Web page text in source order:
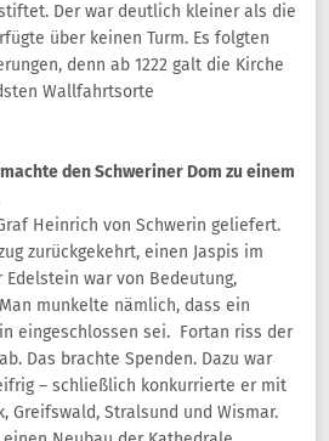
Der war deutlich kleiner als die
über keinen Turm. Es folgten
denn ab 1222 galt die Kirche
Wallfahrtsorte
den Schweriner Dom zu einem
Heinrich von Schwerin geliefert.
zurückgekehrt, einen Jaspis im
war von Bedeutung,
munkelte nämlich, dass ein
eingeschlossen sei. Fortan riss der
Das brachte Spenden. Dazu war
– schließlich konkurrierte er mit
Greifswald, Stralsund und Wismar.